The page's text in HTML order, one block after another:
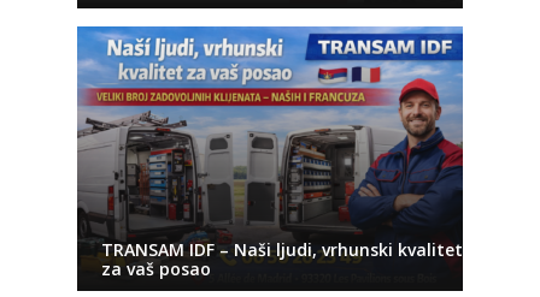
TRANSAM IDF – Naši ljudi, vrhunski kvalitet
za vaš posao